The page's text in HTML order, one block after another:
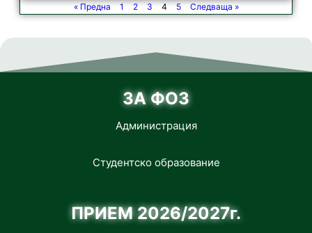
« Предна
1 2 3 4 5 Следваща »
ЗА ФОЗ
Администрация
Студентско образование
ПРИЕМ 2026/2027г.